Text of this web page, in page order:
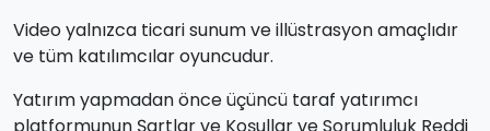
Video yalnızca ticari sunum ve illüstrasyon amaçlıdır
ve tüm katılımcılar oyuncudur.
Yatırım yapmadan önce üçüncü taraf yatırımcı
platformunun Şartlar ve Koşullar ve Sorumluluk Reddi